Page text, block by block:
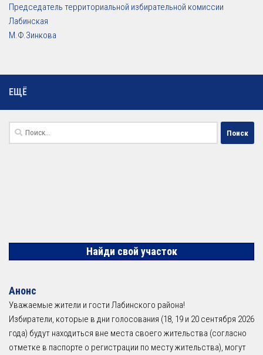
Председатель территориальной избирательной комиссии
Лабинская
М.Ф.Зинкова
ЕЩЁ
Найти:
Найди свой участок
Анонс
Уважаемые жители и гости Лабинского района!
Избиратели, которые в дни голосования (18, 19 и 20 сентября 2026
года) будут находиться вне места своего жительства (согласно
отметке в паспорте о регистрации по месту жительства), могут